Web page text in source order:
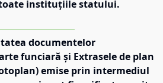
instituțiile statului.
documentelor
funciară și Extrasele de plan
emise prin intermediul